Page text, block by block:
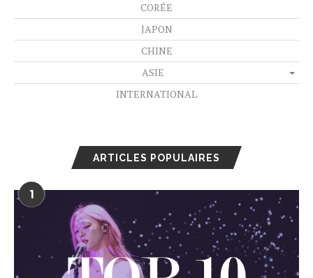
CORÉE
JAPON
CHINE
ASIE
INTERNATIONAL
ARTICLES POPULAIRES
1